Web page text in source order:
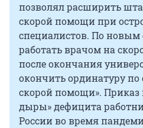
позволял расширить
скорой помощи при
специалистов. По новым
работать врачом на
после окончания
окончить ординатуру по
скорой помощи». Приказ
дыры» дефицита
России во время